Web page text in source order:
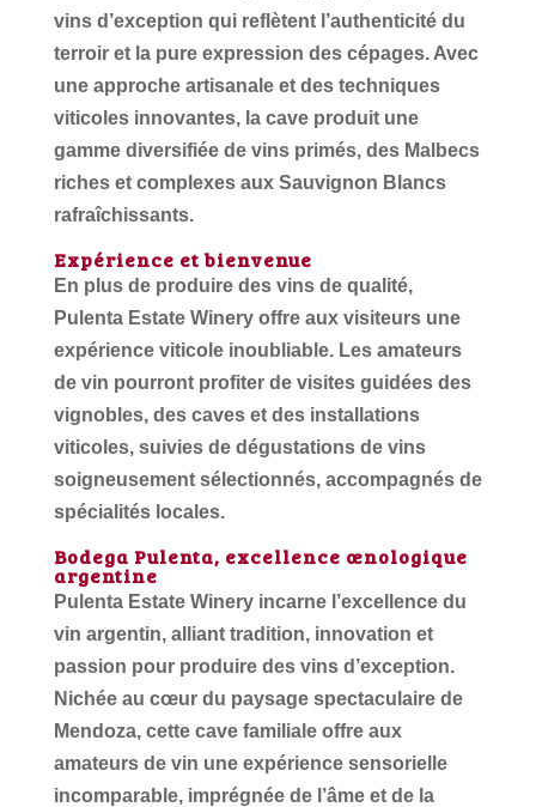
vins d’exception qui reflètent l’authenticité du
terroir et la pure expression des cépages. Avec
une approche artisanale et des techniques
viticoles innovantes, la cave produit une
gamme diversifiée de vins primés, des Malbecs
riches et complexes aux Sauvignon Blancs
rafraîchissants.
Expérience et bienvenue
En plus de produire des vins de qualité,
Pulenta Estate Winery offre aux visiteurs une
expérience viticole inoubliable. Les amateurs
de vin pourront profiter de visites guidées des
vignobles, des caves et des installations
viticoles, suivies de dégustations de vins
soigneusement sélectionnés, accompagnés de
spécialités locales.
Bodega Pulenta, excellence œnologique
argentine
Pulenta Estate Winery incarne l’excellence du
vin argentin, alliant tradition, innovation et
passion pour produire des vins d’exception.
Nichée au cœur du paysage spectaculaire de
Mendoza, cette cave familiale offre aux
amateurs de vin une expérience sensorielle
incomparable, imprégnée de l’âme et de la